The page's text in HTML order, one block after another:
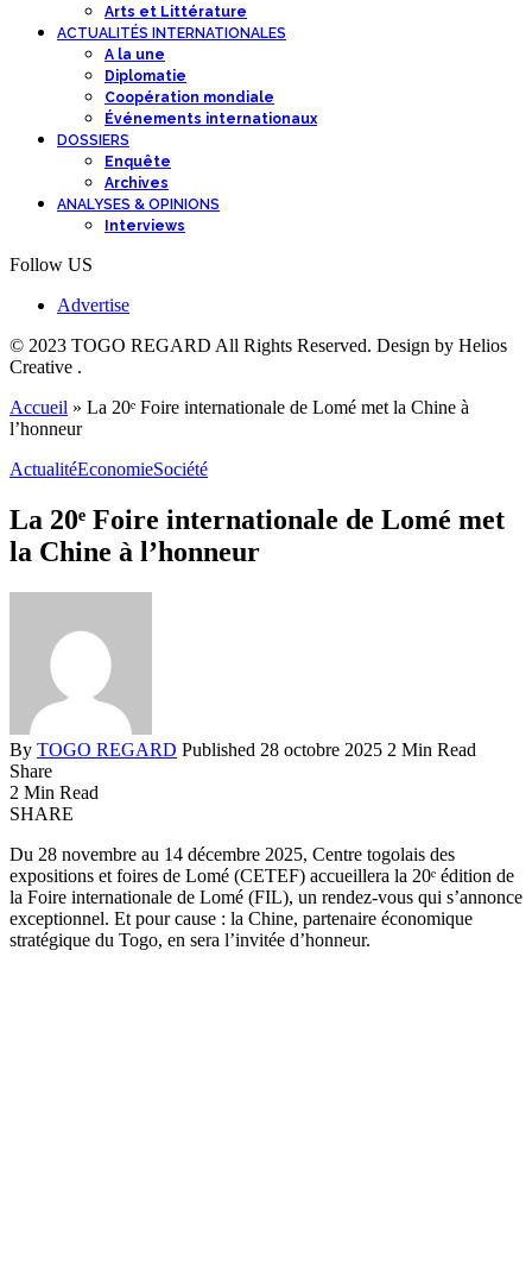
Arts et Littérature
ACTUALITÉS INTERNATIONALES
A la une
Diplomatie
Coopération mondiale
Événements internationaux
DOSSIERS
Enquête
Archives
ANALYSES & OPINIONS
Interviews
Follow US
Advertise
© 2023 TOGO REGARD All Rights Reserved. Design by Helios
Creative .
Accueil » La 20ᵉ Foire internationale de Lomé met la Chine à
l’honneur
ActualitéEconomieSociété
La 20ᵉ Foire internationale de Lomé met
la Chine à l’honneur
By TOGO REGARD Published 28 octobre 2025 2 Min Read
Share
2 Min Read
SHARE
Du 28 novembre au 14 décembre 2025, Centre togolais des
expositions et foires de Lomé (CETEF) accueillera la 20ᵉ édition de
la Foire internationale de Lomé (FIL), un rendez-vous qui s’annonce
exceptionnel. Et pour cause : la Chine, partenaire économique
stratégique du Togo, en sera l’invitée d’honneur.